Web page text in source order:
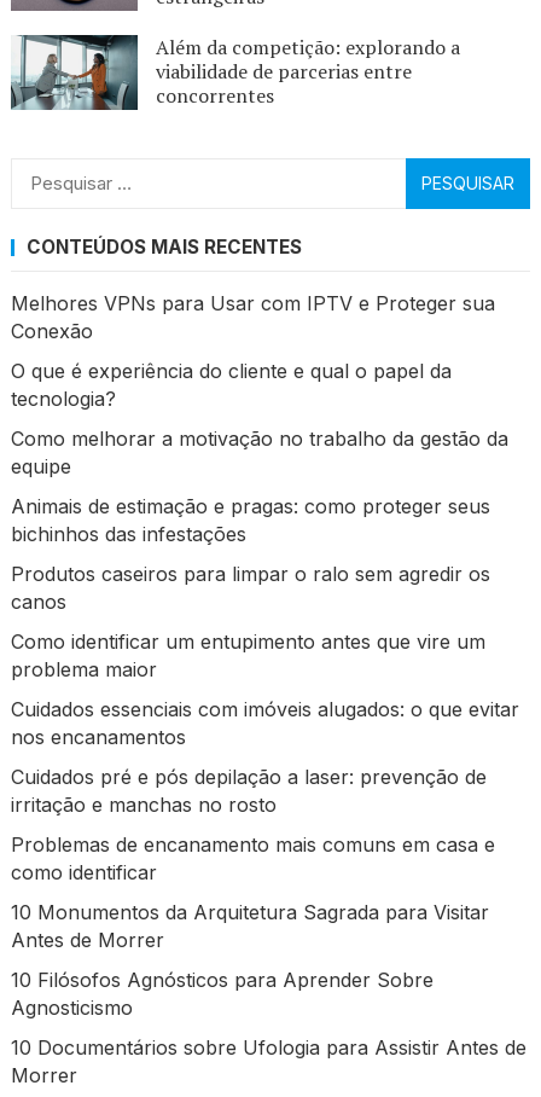
Além da competição: explorando a
viabilidade de parcerias entre
concorrentes
Pesquisar
CONTEÚDOS MAIS RECENTES
Melhores VPNs para Usar com IPTV e Proteger sua
Conexão
O que é experiência do cliente e qual o papel da
tecnologia?
Como melhorar a motivação no trabalho da gestão da
equipe
Animais de estimação e pragas: como proteger seus
bichinhos das infestações
Produtos caseiros para limpar o ralo sem agredir os
canos
Como identificar um entupimento antes que vire um
problema maior
Cuidados essenciais com imóveis alugados: o que evitar
nos encanamentos
Cuidados pré e pós depilação a laser: prevenção de
irritação e manchas no rosto
Problemas de encanamento mais comuns em casa e
como identificar
10 Monumentos da Arquitetura Sagrada para Visitar
Antes de Morrer
10 Filósofos Agnósticos para Aprender Sobre
Agnosticismo
10 Documentários sobre Ufologia para Assistir Antes de
Morrer